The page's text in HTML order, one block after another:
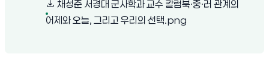
채성준 서경대 군사학과 교수 칼럼북·중·러 관계의
어제와 오늘, 그리고 우리의 선택.png